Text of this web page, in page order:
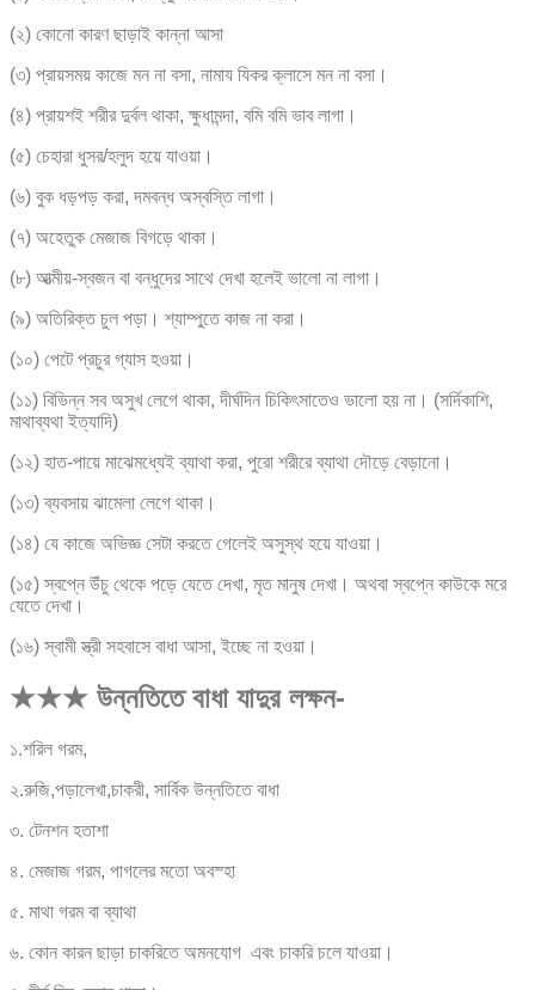
(২) কোনো কারণ ছাড়াই কান্না আসা
(৩) প্রায়সময় কাজে মন না বসা, নামায যিকর ক্লাসে মন না বসা।
(৪) প্রায়শই শরীর দুর্বল থাকা, ক্ষুধামন্দা, বমি বমি ভাব লাগা।
(৫) চেহারা ধুসর/হলুদ হয়ে যাওয়া।
(৬) বুক ধড়পড় করা, দমবন্ধ অস্বস্তি লাগা।
(৭) অহেতুক মেজাজ বিগড়ে থাকা।
(৮) আত্মীয়-স্বজন বা বন্ধুদের সাথে দেখা হলেই ভালো না লাগা।
(৯) অতিরিক্ত চুল পড়া। শ্যাম্পুতে কাজ না করা।
(১০) পেটে প্রচুর গ্যাস হওয়া।
(১১) বিভিন্ন সব অসুখ লেগে থাকা, দীর্ঘদিন চিকিৎসাতেও ভালো হয় না। (সর্দিকাশি,
মাথাব্যথা ইত্যাদি)
(১২) হাত-পায়ে মাঝেমধ্যেই ব্যাথা করা, পুরো শরীরে ব্যাথা দৌড়ে বেড়ানো।
(১৩) ব্যবসায় ঝামেলা লেগে থাকা।
(১৪) যে কাজে অভিজ্ঞ সেটা করতে গেলেই অসুস্থ হয়ে যাওয়া।
(১৫) স্বপ্নে উঁচু থেকে পড়ে যেতে দেখা, মৃত মানুষ দেখা। অথবা স্বপ্নে কাউকে মরে
যেতে দেখা।
(১৬) স্বামী স্ত্রী সহবাসে বাধা আসা, ইচ্ছে না হওয়া।
★★★ উন্নতিতে বাধা যাদুর লক্ষন-
১.শরিল গরম,
২.রুজি,পড়ালেখা,চাকরী, সার্বিক উন্নতিতে বাধা
৩. টেনশন হতাশা
৪. মেজাজ গরম, পাগলের মতো অবস্হা
৫. মাথা গরম বা ব্যাথা
৬. কোন কারন ছাড়া চাকরিতে অমনযোগ এবং চাকরি চলে যাওয়া।